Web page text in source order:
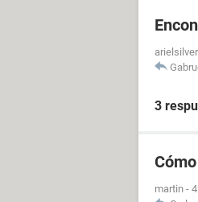
3
martin -